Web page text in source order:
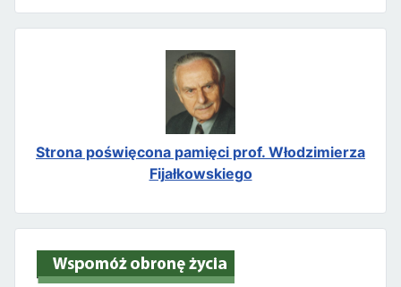
Strona poświęcona pamięci prof. Włodzimierza
Fijałkowskiego